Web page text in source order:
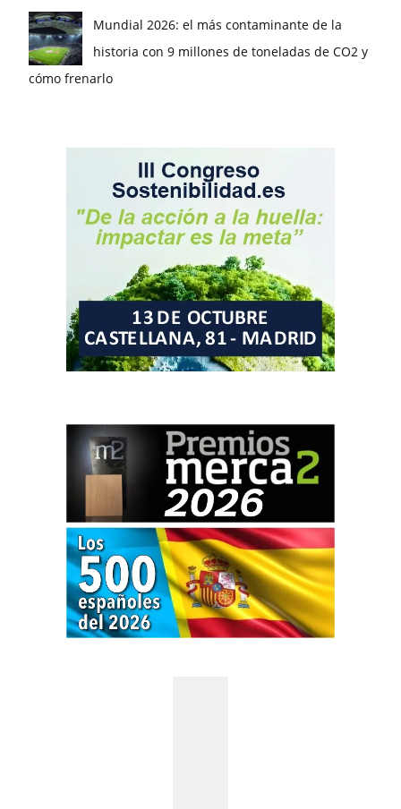
Mundial 2026: el más contaminante de la
historia con 9 millones de toneladas de CO2 y
cómo frenarlo